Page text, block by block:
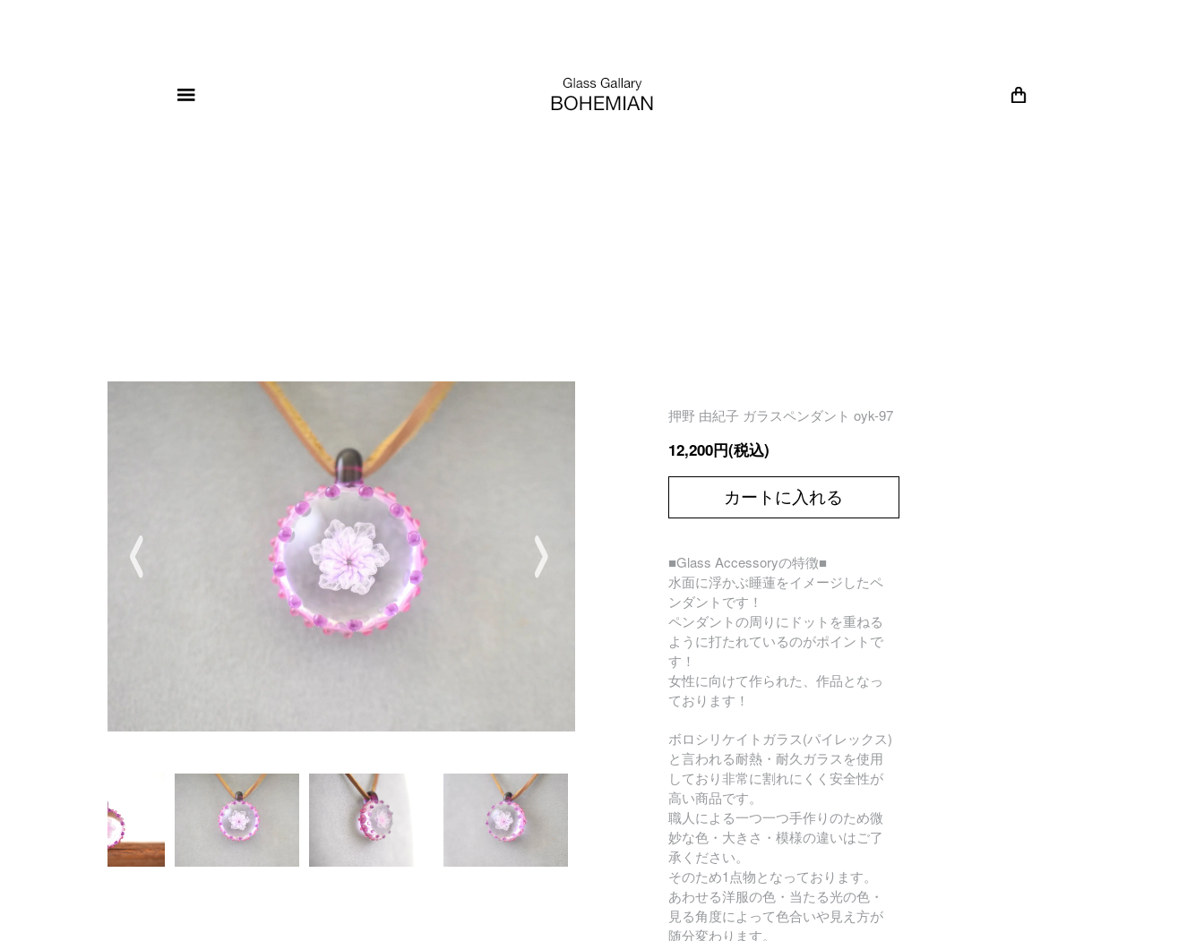
押野 由紀子 ガラスペンダント oyk-97
12,200円(税込)
カートに入れる
■Glass Accessoryの特徴■
水面に浮かぶ睡蓮をイメージしたペ
ンダントです！
ペンダントの周りにドットを重ねる
ように打たれているのがポイントで
す！
女性に向けて作られた、作品となっ
ております！
ボロシリケイトガラス(パイレックス)
と言われる耐熱・耐久ガラスを使用
しており非常に割れにくく安全性が
高い商品です。
職人による一つ一つ手作りのため微
妙な色・大きさ・模様の違いはご了
承ください。
そのため1点物となっております。
あわせる洋服の色・当たる光の色・
見る角度によって色合いや見え方が
随分変わります。